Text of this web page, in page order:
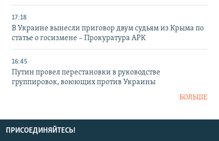
17:18
В Украине вынесли приговор двум судьям из Крыма по
статье о госизмене – Прокуратура АРК
16:45
Путин провел перестановки в руководстве
группировок, воюющих против Украины
БОЛЬШЕ
ПРИСОЕДИНЯЙТЕСЬ!